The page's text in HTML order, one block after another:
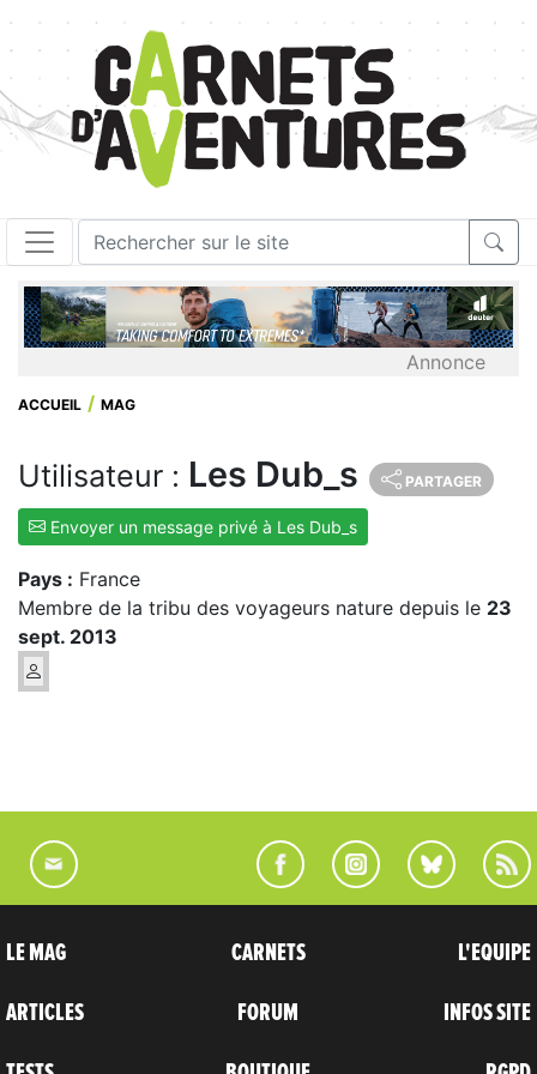
Annonce
ACCUEIL MAG
Utilisateur : Les Dub_s PARTAGER
Envoyer un message privé à Les Dub_s
Pays : France
Membre de la tribu des voyageurs nature depuis le 23
sept. 2013
LE MAG
ARTICLES
CARNETS
FORUM
L'EQUIPE
INFOS SITE